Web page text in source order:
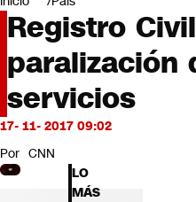
Deportes
Programas completos
Cultura
Servicios
Bits
CNN tiempo
Futuro 360
Opinión
Registro
paralización
servicios
17- 11- 2017 09:02
Por CNN
LO
MÁS